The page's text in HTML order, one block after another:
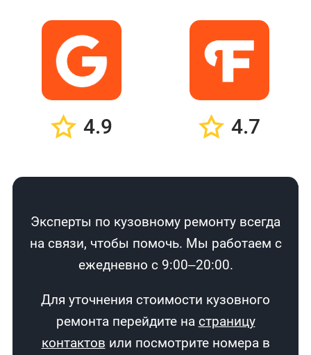
4.9 4.7
Эксперты по кузовному ремонту всегда
на связи, чтобы помочь. Мы работаем с
ежедневно с 9:00–20:00.
Для уточнения стоимости кузовного
ремонта перейдите на страницу
контактов или посмотрите номера в